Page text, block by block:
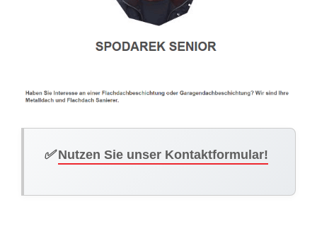
✅Nutzen Sie unser Kontaktformular!